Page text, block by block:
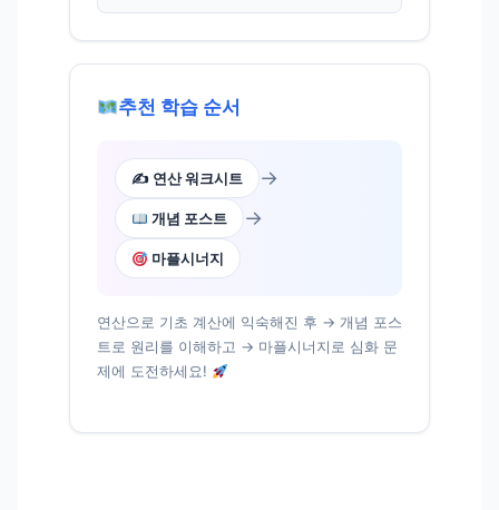
추천 학습 순서
✍️ 연산 워크시트 →
개념 포스트 →
마플시너지
연산으로 기초 계산에 익숙해진 후 → 개념 포스
트로 원리를 이해하고 → 마플시너지로 심화 문
제에 도전하세요!